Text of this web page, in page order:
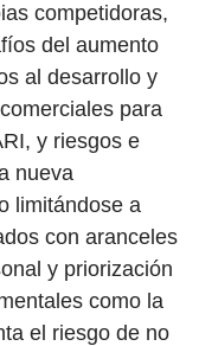
competidoras,
del aumento
al desarrollo y
para
y riesgos e
nueva
limitándose a
con aranceles
y priorización
como la
el riesgo de no